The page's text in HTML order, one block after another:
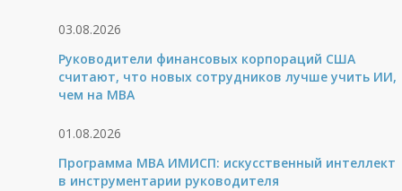
03.08.2026
Руководители финансовых корпораций США
считают, что новых сотрудников лучше учить ИИ,
чем на МВА
01.08.2026
Программа MBA ИМИСП: искусственный интеллект
в инструментарии руководителя